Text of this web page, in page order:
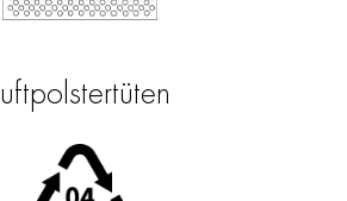
Luftpolstertüten